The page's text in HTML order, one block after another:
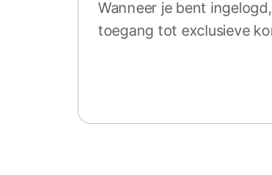
Wanneer je bent
toegang tot exclusieve